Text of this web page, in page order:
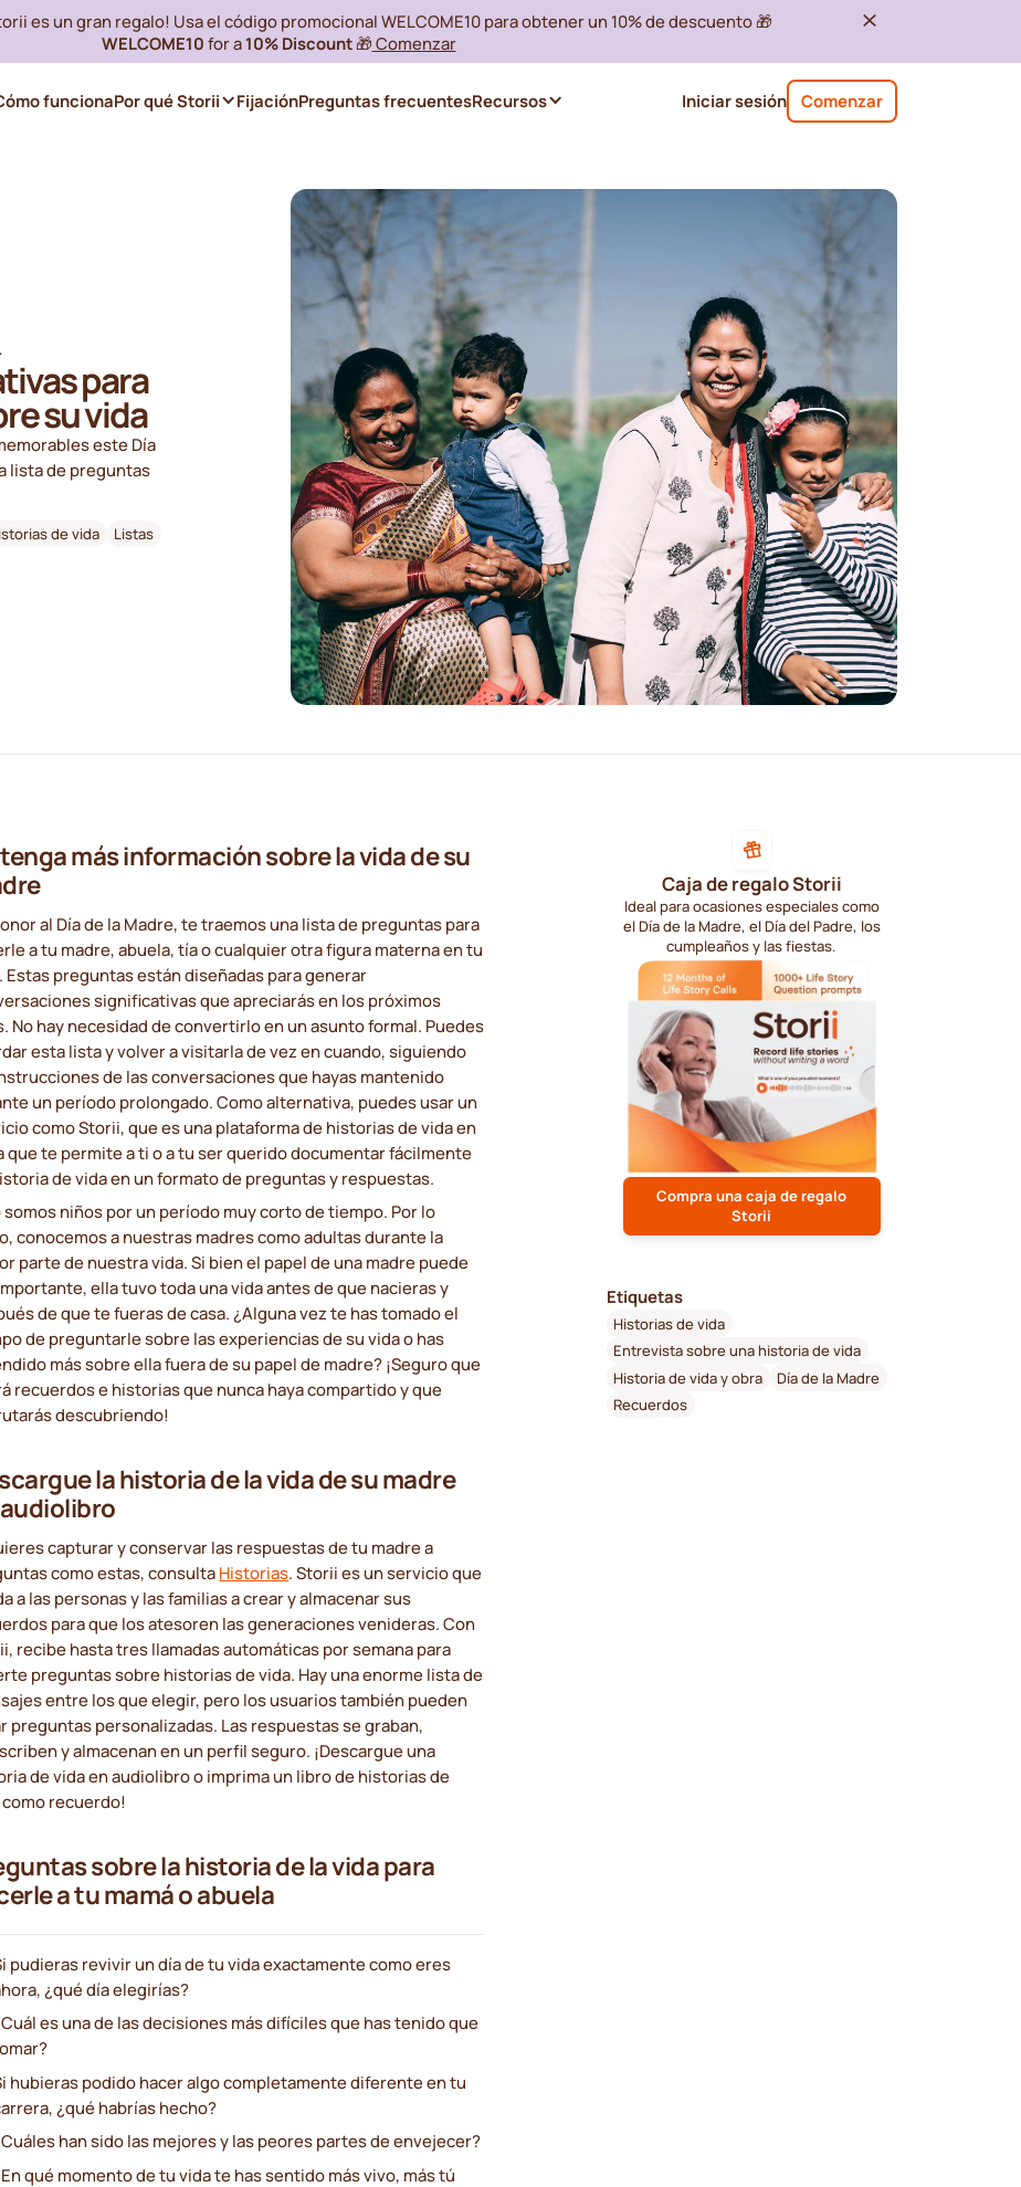
es un gran regalo! Usa el código promocional WELCOME10 para obtener un 10% de descuento 🎁
WELCOME10 for a10% Discount🎁 Comenzar
Iniciar sesión Comenzar
funcionaPor qué Storii FijaciónPreguntas frecuentesRecursos
su vida
para
su vida
este Día
lista de preguntas
de vida Listas
más información sobre la vida de su
al Día de la Madre, te traemos una lista de preguntas para
a tu madre, abuela, tía o cualquier otra figura materna en tu
Estas preguntas están diseñadas para generar
significativas que apreciarás en los próximos
No hay necesidad de convertirlo en un asunto formal. Puedes
esta lista y volver a visitarla de vez en cuando, siguiendo
de las conversaciones que hayas mantenido
un período prolongado. Como alternativa, puedes usar un
como Storii, que es una plataforma de historias de vida en
que te permite a ti o a tu ser querido documentar fácilmente
de vida en un formato de preguntas y respuestas.
somos niños por un período muy corto de tiempo. Por lo
conocemos a nuestras madres como adultas durante la
parte de nuestra vida. Si bien el papel de una madre puede
ella tuvo toda una vida antes de que nacieras y
de que te fueras de casa. ¿Alguna vez te has tomado el
de preguntarle sobre las experiencias de su vida o has
más sobre ella fuera de su papel de madre? ¡Seguro que
recuerdos e historias que nunca haya compartido y que
descubriendo!
la historia de la vida de su madre
capturar y conservar las respuestas de tu madre a
como estas, consulta Historias. Storii es un servicio que
a las personas y las familias a crear y almacenar sus
para que los atesoren las generaciones venideras. Con
recibe hasta tres llamadas automáticas por semana para
preguntas sobre historias de vida. Hay una enorme lista de
entre los que elegir, pero los usuarios también pueden
preguntas personalizadas. Las respuestas se graban,
y almacenan en un perfil seguro. ¡Descargue una
de vida en audiolibro o imprima un libro de historias de
recuerdo!
sobre la historia de la vida para
a tu mamá o abuela
pudieras revivir un día de tu vida exactamente como eres
¿qué día elegirías?
es una de las decisiones más difíciles que has tenido que
hubieras podido hacer algo completamente diferente en tu
¿qué habrías hecho?
han sido las mejores y las peores partes de envejecer?
qué momento de tu vida te has sentido más vivo, más tú
Caja de regalo Storii
Ideal para ocasiones especiales como
el Día de la Madre, el Día del Padre, los
cumpleaños y las fiestas.
Compra una caja de regalo
Storii
Etiquetas
Historias de vida
Entrevista sobre una historia de vida
Historia de vida y obra
Día de la Madre
Recuerdos